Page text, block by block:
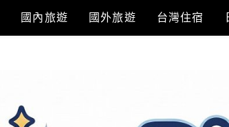
國內旅遊 國外旅遊 台灣住宿